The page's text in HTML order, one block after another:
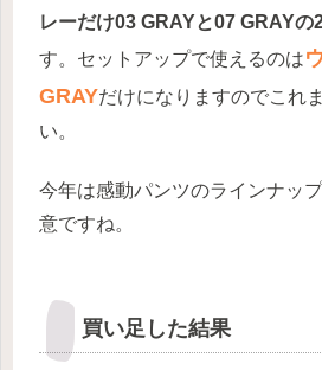
レーだけ03 GRAYと07 GRAYの
す。セットアップで使えるのは
GRAYだけになりますのでこれ
い。
今年は感動パンツのラインナッ
意ですね。
買い足した結果